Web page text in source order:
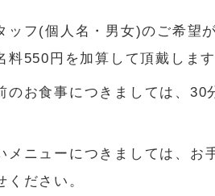
ッフ(個人名・男女)のご希望
料550円を加算して頂戴しま
のお食事につきましては、30
メニューにつきましては、お
ください。